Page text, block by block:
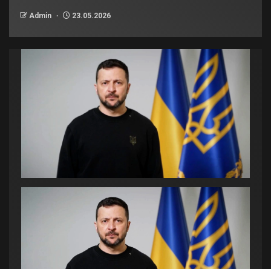
Admin 23.05.2026